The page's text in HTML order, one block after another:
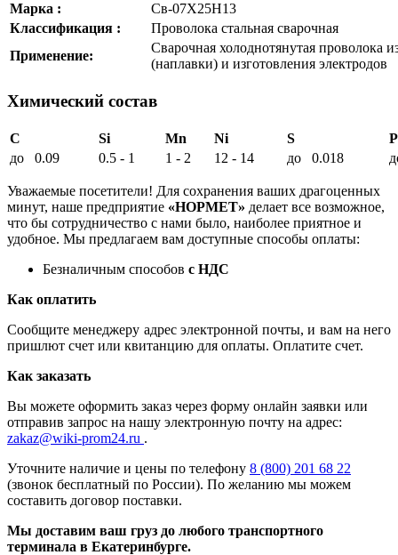
Марка :
Св-07Х25Н13
Классификация :
Проволока стальная сварочная
Применение:
Сварочная холоднотянутая проволока
(наплавки) и изготовления электродов
Химический состав
C Si Mn Ni S
P
до 0.09
0.5 - 1 1 - 2 12 - 14 до 0.018
Уважаемые посетители! Для сохранения ваших драгоценных
минут, наше предприятие «НОРМЕТ» делает все возможное,
что бы сотрудничество с нами было, наиболее приятное и
удобное. Мы предлагаем вам доступные способы оплаты:
Безналичным способов с НДС
Как оплатить
Сообщите менеджеру адрес электронной почты, и вам на него
пришлют счет или квитанцию для оплаты. Оплатите счет.
Как заказать
Вы можете оформить заказ через форму онлайн заявки или
отправив запрос на нашу электронную почту на адрес:
zakaz@wiki-prom24.ru .
Уточните наличие и цены по телефону 8 (800) 201 68 22
(звонок бесплатный по России). По желанию мы можем
составить договор поставки.
Мы доставим ваш груз до любого транспортного
терминала в Екатеринбурге.